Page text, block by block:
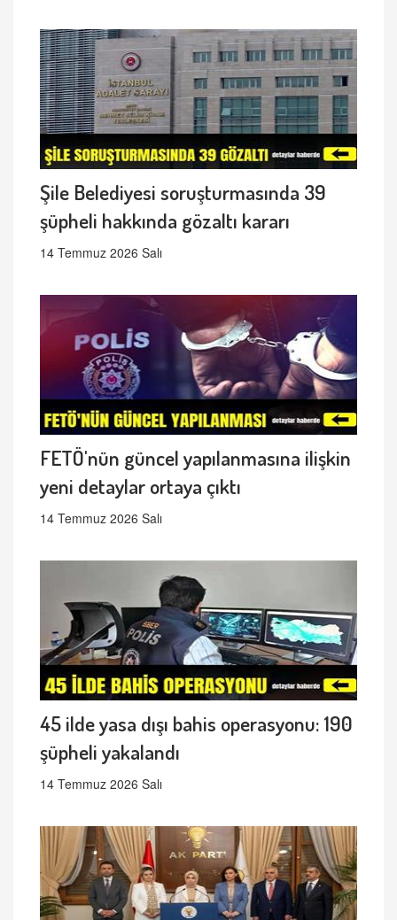
Şile Belediyesi soruşturmasında 39
şüpheli hakkında gözaltı kararı
14 Temmuz 2026 Salı
FETÖ'nün güncel yapılanmasına ilişkin
yeni detaylar ortaya çıktı
14 Temmuz 2026 Salı
45 ilde yasa dışı bahis operasyonu: 190
şüpheli yakalandı
14 Temmuz 2026 Salı